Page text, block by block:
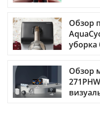
Обзор
уборка
Обзор